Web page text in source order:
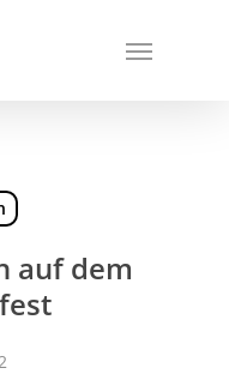
Menu
auf dem